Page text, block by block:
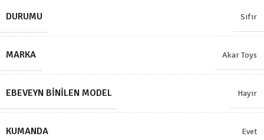
DURUMU Sıfır
MARKA Akar Toys
EBEVEYN BINILEN MODEL Hayır
KUMANDA Evet